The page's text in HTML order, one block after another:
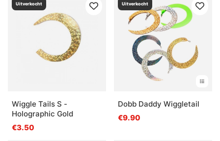
Uitverkocht
Wiggle Tails S -
Holographic Gold
€3.50
Uitverkocht
Dobb Daddy Wiggletail
€9.90